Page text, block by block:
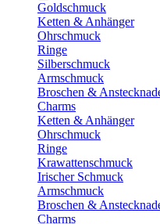
Goldschmuck
Ketten & Anhänger
Ohrschmuck
Ringe
Silberschmuck
Armschmuck
Broschen &
Charms
Ketten & Anhänger
Ohrschmuck
Ringe
Krawattenschmuck
Irischer Schmuck
Armschmuck
Broschen &
Charms